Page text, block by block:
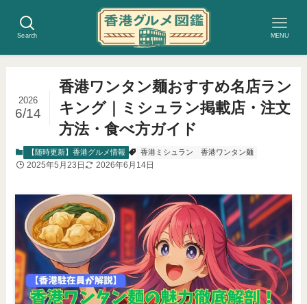
Search MENU
香港ワンタン麺おすすめ名店ラン
キング｜ミシュラン掲載店・注文
方法・食べ方ガイド
2026
6/14
【随時更新】香港グルメ情報 香港ミシュラン 香港ワンタン麺
2025年5月23日 2026年6月14日